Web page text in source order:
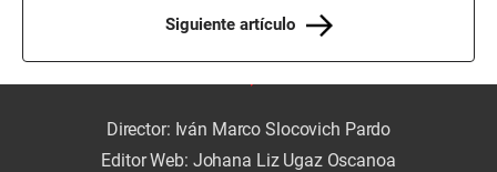
Siguiente artículo
Director: Iván Marco Slocovich Pardo
Editor Web: Johana Liz Ugaz Oscanoa